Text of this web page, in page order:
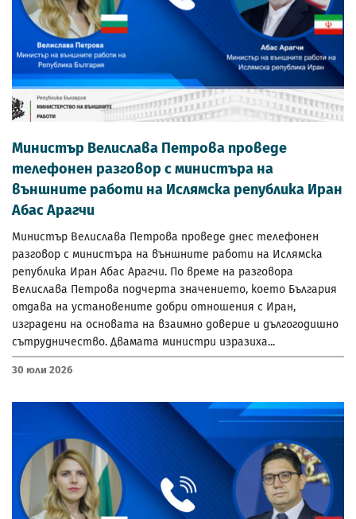
Министър Велислава Петрова проведе
телефонен разговор с министъра на
външните работи на Ислямска република Иран
Абас Арагчи
Министър Велислава Петрова проведе днес телефонен
разговор с министъра на външните работи на Ислямска
република Иран Абас Арагчи. По време на разговора
Велислава Петрова подчерта значението, което България
отдава на установените добри отношения с Иран,
изградени на основата на взаимно доверие и дългогодишно
сътрудничество. Двамата министри изразиха...
30 Юли 2026